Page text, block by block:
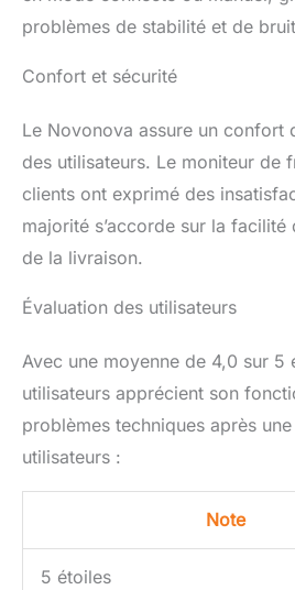
problèmes de stabilité et de
Confort et sécurité
Le Novonova assure un confort
des utilisateurs. Le moniteur de
clients ont exprimé des
majorité s’accorde sur la
de la livraison.
Évaluation des utilisateurs
Avec une moyenne de 4,0 sur
utilisateurs apprécient son
problèmes techniques après
utilisateurs :
Note
5 étoiles